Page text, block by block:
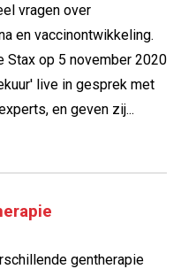
vragen over
en vaccinontwikkeling.
Stax op 5 november 2020
live in gesprek met
en geven zij...
gentherapie